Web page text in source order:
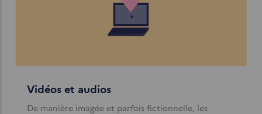
Vidéos et audios
De manière imagée et parfois fictionnelle, les